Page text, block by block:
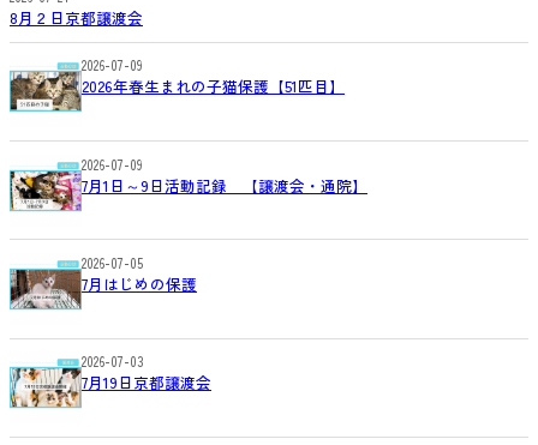
8月２日京都譲渡会
2026-07-09
2026年春生まれの子猫保護【51匹目】
2026-07-09
7月1日～9日活動記録 【譲渡会・通院】
2026-07-05
7月はじめの保護
2026-07-03
7月19日京都譲渡会